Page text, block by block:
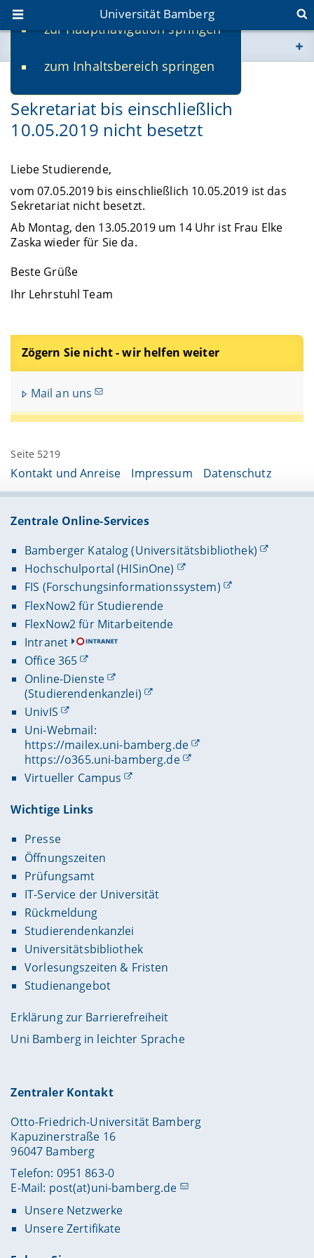
zur Hauptnavigation springen
zum Inhaltsbereich springen
Universität Bamberg
www.uni-bamberg.de
univis.uni-bamberg.de
Zögern Sie nicht - wir helfen weiter
Mail an uns
Sekretariat bis einschließlich
10.05.2019 nicht besetzt
Liebe Studierende,
vom 07.05.2019 bis einschließlich 10.05.2019 ist das
Sekretariat nicht besetzt.
Ab Montag, den 13.05.2019 um 14 Uhr ist Frau Elke
Zaska wieder für Sie da.
Beste Grüße
Ihr Lehrstuhl Team
Seite 5219
Kontakt und Anreise Impressum Datenschutz
Zentrale Online-Services
Bamberger Katalog (Universitätsbibliothek)
Hochschulportal (HISinOne)
FIS (Forschungsinformationssystem)
FlexNow2 für Studierende
FlexNow2 für Mitarbeitende
Intranet
Office 365
Online-Dienste
(Studierendenkanzlei)
UnivIS
Uni-Webmail:
https://mailex.uni-bamberg.de
https://o365.uni-bamberg.de
Virtueller Campus
Wichtige Links
Presse
Öffnungszeiten
Prüfungsamt
IT-Service der Universität
Rückmeldung
Studierendenkanzlei
Universitätsbibliothek
Vorlesungszeiten & Fristen
Studienangebot
Erklärung zur Barrierefreiheit
Uni Bamberg in leichter Sprache
Zentraler Kontakt
Otto-Friedrich-Universität Bamberg
Kapuzinerstraße 16
96047 Bamberg
Telefon: 0951 863-0
E-Mail: post(at)uni-bamberg.de
Unsere Netzwerke
Unsere Zertifikate